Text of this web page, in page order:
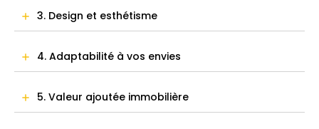
3. Design et esthétisme
4. Adaptabilité à vos envies
5. Valeur ajoutée immobilière